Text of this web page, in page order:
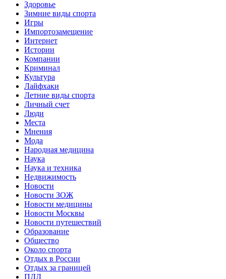
Здоровье
Зимние виды спорта
Игры
Импортозамещение
Интернет
Истории
Компании
Криминал
Культура
Лайфхаки
Летние виды спорта
Личный счет
Люди
Места
Мнения
Мода
Народная медицина
Наука
Наука и техника
Недвижимость
Новости
Новости ЗОЖ
Новости медицины
Новости Москвы
Новости путешествий
Образование
Общество
Около спорта
Отдых в России
Отдых за границей
ПДД